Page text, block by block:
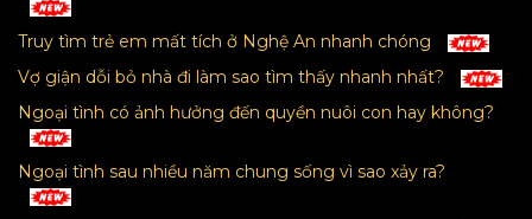
Truy tìm trẻ em mất tích ở Nghệ An nhanh chóng
Vợ giận dỗi bỏ nhà đi làm sao tìm thấy nhanh nhất?
Ngoại tình có ảnh hưởng đến quyền nuôi con hay không?
Ngoại tình sau nhiều năm chung sống vì sao xảy ra?